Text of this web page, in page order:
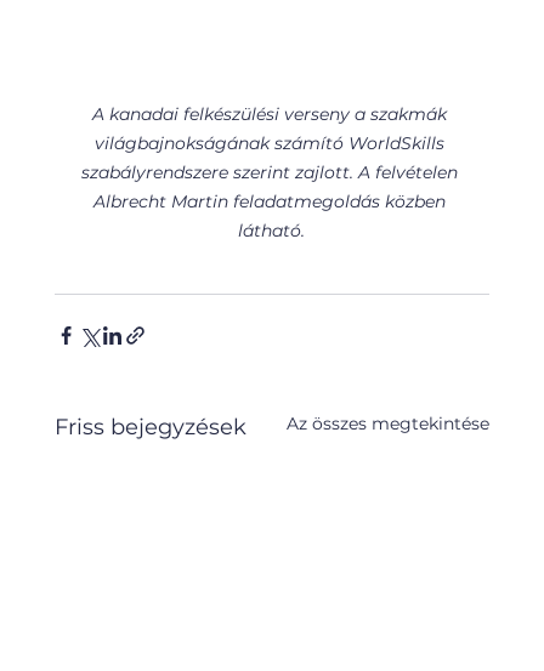
A kanadai felkészülési verseny a szakmák
világbajnokságának számító WorldSkills
szabályrendszere szerint zajlott. A felvételen
Albrecht Martin feladatmegoldás közben
látható.
Friss bejegyzések Az összes megtekintése